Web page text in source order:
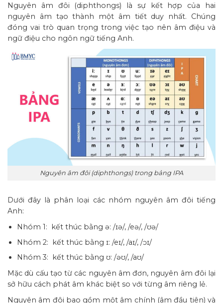
Nguyên âm đôi (diphthongs) là sự kết hợp của hai
nguyên âm tạo thành một âm tiết duy nhất. Chúng
đóng vai trò quan trọng trong việc tạo nên âm điệu và
ngữ điệu cho ngôn ngữ tiếng Anh.
Nguyên âm đôi (diphthongs) trong bảng IPA
Dưới đây là phân loại các nhóm nguyên âm đôi tiếng
Anh:
Nhóm 1: kết thúc bằng ə: /ɪə/, /eə/, /ʊə/
Nhóm 2: kết thúc bằng ɪ: /eɪ/, /aɪ/, /ɔɪ/
Nhóm 3: kết thúc bằng ʊ: /əʊ/, /aʊ/
Mặc dù cấu tạo từ các nguyên âm đơn, nguyên âm đôi lại
sở hữu cách phát âm khác biệt so với từng âm riêng lẻ.
Nguyên âm đôi bao gồm một âm chính (âm đầu tiên) và